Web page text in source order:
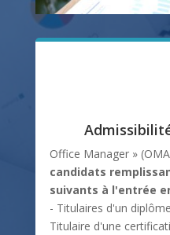
Office Manager »
candidats
suivants à l'entrée
- Titulaires d'un
Titulaire d'une